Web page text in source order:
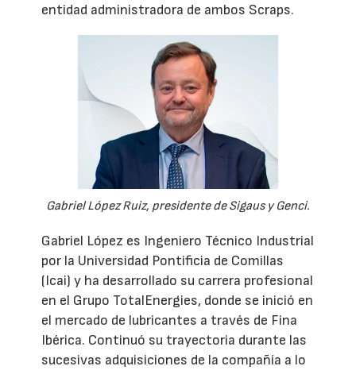
entidad administradora de ambos Scraps.
Gabriel López Ruiz, presidente de Sigaus y Genci.
Gabriel López es Ingeniero Técnico Industrial
por la Universidad Pontificia de Comillas
(Icai) y ha desarrollado su carrera profesional
en el Grupo TotalEnergies, donde se inició en
el mercado de lubricantes a través de Fina
Ibérica. Continuó su trayectoria durante las
sucesivas adquisiciones de la compañía a lo